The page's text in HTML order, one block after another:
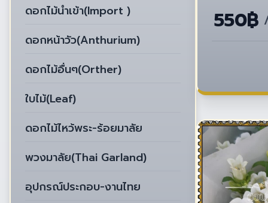
ดอกไม้นำเข้า(Import )
ดอกหน้าวัว(Anthurium)
ดอกไม้อื่นๆ(Orther)
ใบไม้(Leaf)
ดอกไม้ไหว้พระ-ร้อยมาลัย
พวงมาลัย(Thai Garland)
อุปกรณ์ประกอบ-งานไทย
550฿